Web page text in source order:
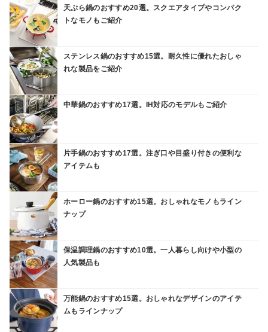
天ぷら鍋のおすすめ20選。スクエアタイプやコンパク
トなモノもご紹介
ステンレス鍋のおすすめ15選。耐久性に優れたおしゃ
れな製品をご紹介
中華鍋のおすすめ17選。IH対応のモデルもご紹介
片手鍋のおすすめ17選。注ぎ口や目盛り付きの便利な
アイテムも
ホーロー鍋のおすすめ15選。おしゃれなモノもライン
ナップ
保温調理鍋のおすすめ10選。一人暮らし向けや小型の
人気製品も
万能鍋のおすすめ15選。おしゃれなデザインのアイテ
ムもラインナップ